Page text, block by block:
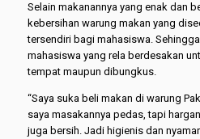
Selain makanannya yang enak dan
kebersihan warung makan yang
tersendiri bagi mahasiswa.
mahasiswa yang rela berdesakan
tempat maupun dibungkus.
“Saya suka beli makan di warung
saya masakannya pedas, tapi
juga bersih. Jadi higienis dan